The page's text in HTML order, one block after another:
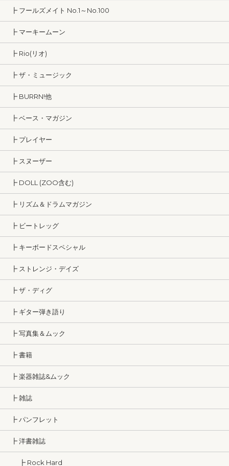
┣ フールズメイト No.1～No.100
┣ マーキームーン
┣ Rio(リオ)
┣ ザ・ミュージック
┣ BURRN!他
┣ ベース・マガジン
┣ プレイヤー
┣ スヌーザー
┣ DOLL (ZOO含む)
┣ リズム＆ドラムマガジン
┣ ビートレッグ
┣ キーボードスペシャル
┣ ストレンジ・デイズ
┣ ザ・ディグ
┣ ギター弾き語り
┣ 写真集＆ムック
┣ 書籍
┣ 楽器雑誌&ムック
┣ 雑誌
┣ パンフレット
┣ 洋書雑誌
┣ Rock Hard